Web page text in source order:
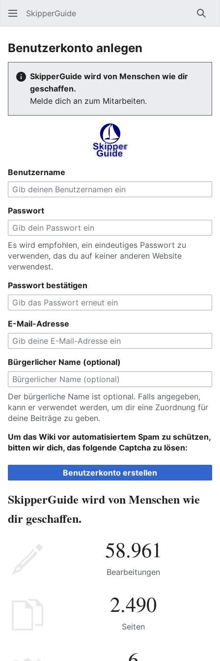
SkipperGuide
Benutzerkonto anlegen
SkipperGuide wird von Menschen wie dir
geschaffen.
Melde dich an zum Mitarbeiten.
Benutzername
Passwort
Es wird empfohlen, ein eindeutiges Passwort zu
verwenden, das du auf keiner anderen Website
verwendest.
Passwort bestätigen
E-Mail-Adresse
Bürgerlicher Name (optional)
Der bürgerliche Name ist optional. Falls angegeben,
kann er verwendet werden, um dir eine Zuordnung für
deine Beiträge zu geben.
Um das Wiki vor automatisiertem Spam zu schützen,
bitten wir dich, das folgende Captcha zu lösen:
Benutzerkonto erstellen
SkipperGuide wird von Menschen wie
dir geschaffen.
58.961
Bearbeitungen
2.490
Seiten